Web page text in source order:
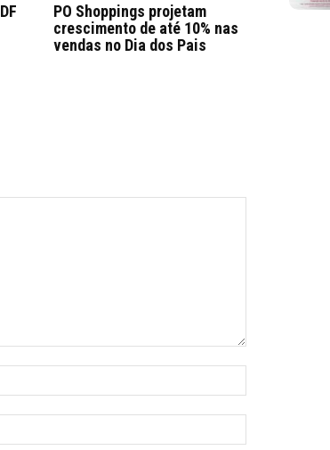
PO Shoppings projetam
crescimento de até 10% nas
vendas no Dia dos Pais
mail:*